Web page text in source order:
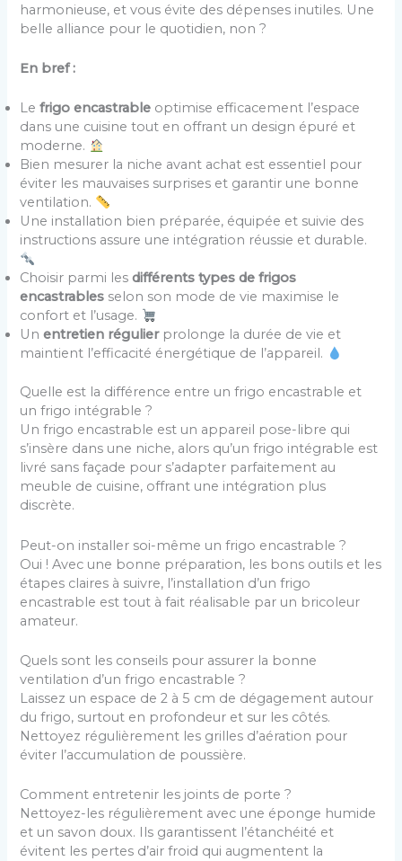
harmonieuse, et vous évite des dépenses inutiles. Une
belle alliance pour le quotidien, non ?
En bref :
Lefrigo encastrable optimise efficacement l’espace
dans une cuisine tout en offrant un design épuré et
moderne.
Bien mesurer la niche avant achat est essentiel pour
éviter les mauvaises surprises et garantir une bonne
ventilation.
Une installation bien préparée, équipée et suivie des
instructions assure une intégration réussie et durable.
Choisir parmi lesdifférents types de frigos
encastrables selon son mode de vie maximise le
confort et l’usage.
Unentretien régulierprolonge la durée de vie et
maintient l’efficacité énergétique de l’appareil.
Quelle est la différence entre un frigo encastrable et
un frigo intégrable ?
Un frigo encastrable est un appareil pose-libre qui
s’insère dans une niche, alors qu’un frigo intégrable est
livré sans façade pour s’adapter parfaitement au
meuble de cuisine, offrant une intégration plus
discrète.
Peut-on installer soi-même un frigo encastrable ?
Oui ! Avec une bonne préparation, les bons outils et les
étapes claires à suivre, l’installation d’un frigo
encastrable est tout à fait réalisable par un bricoleur
amateur.
Quels sont les conseils pour assurer la bonne
ventilation d’un frigo encastrable ?
Laissez un espace de 2 à 5 cm de dégagement autour
du frigo, surtout en profondeur et sur les côtés.
Nettoyez régulièrement les grilles d’aération pour
éviter l’accumulation de poussière.
Comment entretenir les joints de porte ?
Nettoyez-les régulièrement avec une éponge humide
et un savon doux. Ils garantissent l’étanchéité et
évitent les pertes d’air froid qui augmentent la